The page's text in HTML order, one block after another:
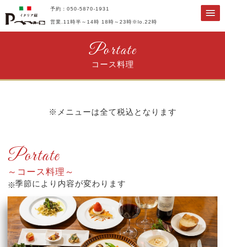
予約：050-5870-1931
営業.11時半～14時 18時～23時※lo.22時
Portate
コース料理
※メニューは全て税込となります
Portate
コース料理
季節により内容が変わります